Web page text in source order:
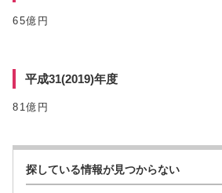
65億円
平成31(2019)年度
81億円
探している情報が見つからない